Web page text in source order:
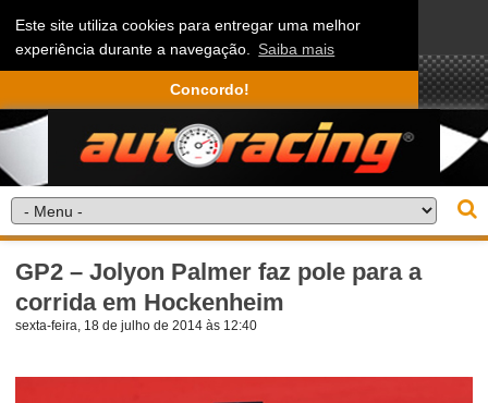
Este site utiliza cookies para entregar uma melhor
experiência durante a navegação. Saiba mais
Concordo!
GP2 – Jolyon Palmer faz pole para a
corrida em Hockenheim
sexta-feira, 18 de julho de 2014 às 12:40